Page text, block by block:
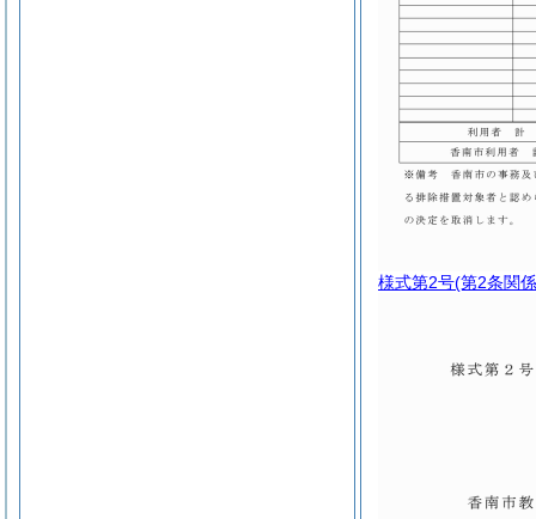
様式第2号(第2条関